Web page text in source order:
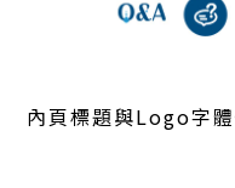
內頁標題與Logo字